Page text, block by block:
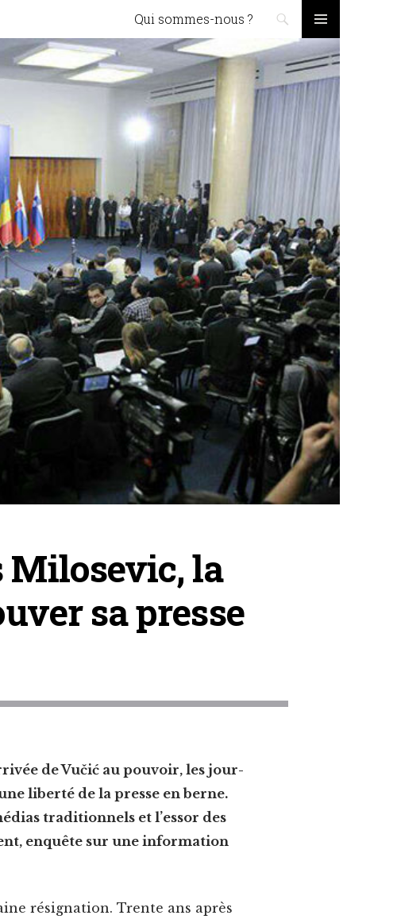
Qui sommes-nous ?
PRIMARY
MENU
Milosevic, la
sa presse
de Vučić au pou­voir, les jour­
lib­erté de la presse en berne.
tra­di­tion­nels et l’essor des
enquête sur une infor­ma­tion
résig­na­tion. Trente ans après